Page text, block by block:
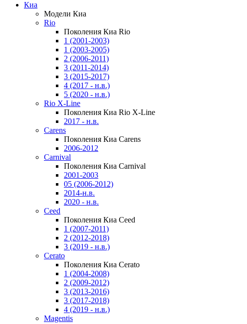
Киа
Модели Киа
Rio
Поколения Киа Rio
1 (2001-2003)
1 (2003-2005)
2 (2006-2011)
3 (2011-2014)
3 (2015-2017)
4 (2017 - н.в.)
5 (2020 - н.в.)
Rio X-Line
Поколения Киа Rio X-Line
2017 - н.в.
Carens
Поколения Киа Carens
2006-2012
Carnival
Поколения Киа Carnival
2001-2003
05 (2006-2012)
2014-н.в.
2020 - н.в.
Ceed
Поколения Киа Ceed
1 (2007-2011)
2 (2012-2018)
3 (2019 - н.в.)
Cerato
Поколения Киа Cerato
1 (2004-2008)
2 (2009-2012)
3 (2013-2016)
3 (2017-2018)
4 (2019 - н.в.)
Magentis